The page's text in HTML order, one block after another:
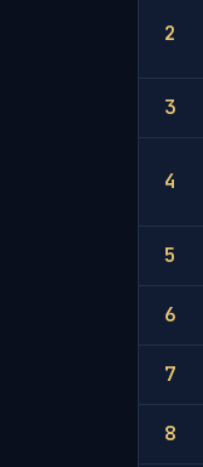
2
3
4
5
6
7
8